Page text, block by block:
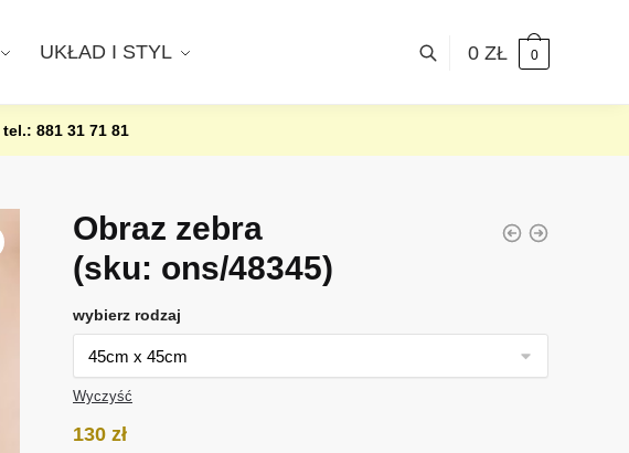
UKŁAD I STYL 0 ZŁ 0
tel.: 881 31 71 81
Obraz zebra
(sku: ons/48345)
wybierz rodzaj
Wyczyść
130 zł